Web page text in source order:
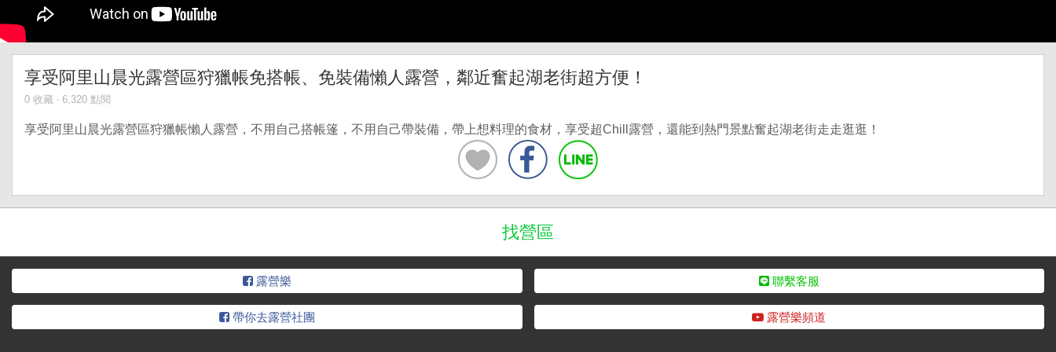
享受阿里山晨光露營區狩獵帳免搭帳、免裝備懶人露營，鄰近奮起湖老街超方便！
0 收藏 ‧ 6,320 點閱
享受阿里山晨光露營區狩獵帳懶人露營，不用自己搭帳篷，不用自己帶裝備，帶上想料理的食材，享受超Chill露營，還能到熱門景點奮起湖老街走走逛逛！
找營區
露營樂 聯繫客服
帶你去露營社團 露營樂頻道